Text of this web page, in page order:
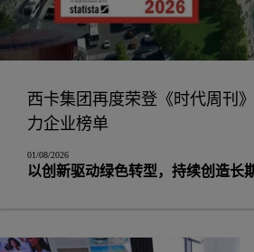
西卡集团再度荣登《时代周刊
力企业榜单
01/08/2026
以创新驱动绿色转型，持续创造长